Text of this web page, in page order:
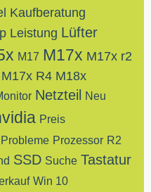
Kaufberatung
Leistung Lüfter
M17 M17x M17x r2
M17x R4 M18x
Netzteil
Neu
Preis
Probleme Prozessor R2
SSD Suche Tastatur
Win 10